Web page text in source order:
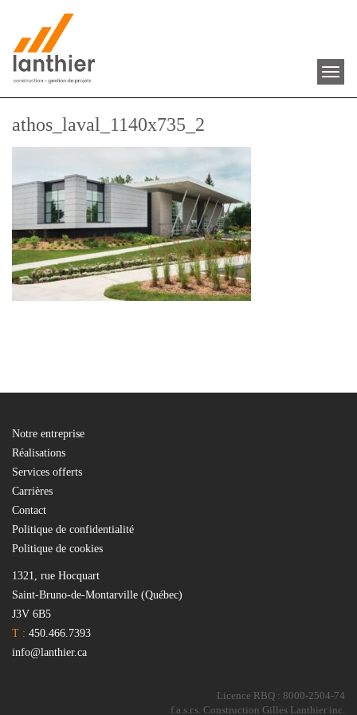
athos_laval_1140x735_2
Notre entreprise
Réalisations
Services offerts
Carrières
Contact
Politique de confidentialité
Politique de cookies
1321, rue Hocquart
Saint-Bruno-de-Montarville (Québec)
J3V 6B5
T : 450.466.7393
info@lanthier.ca
Licence RBQ : 8000-2504-74
f.a.s.r.s. Construction Gilles Lanthier inc.